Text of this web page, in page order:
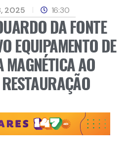
2025 16:30
DA FONTE
EQUIPAMENTO DE
MAGNÉTICA AO